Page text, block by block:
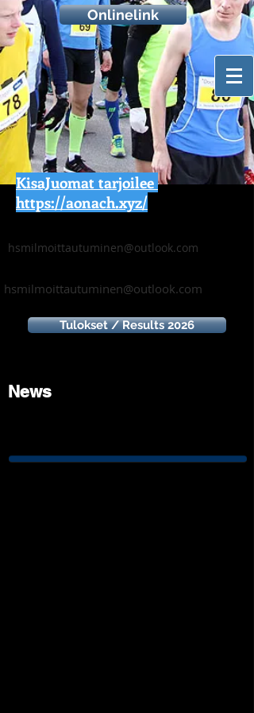
Onlinelink
KisaJuomat tarjoilee
https://aonach.xyz/
hsmilmoittautuminen@outlook.com
hsmilmoittautuminen@outlook.com
Tulokset / Results 2026
News